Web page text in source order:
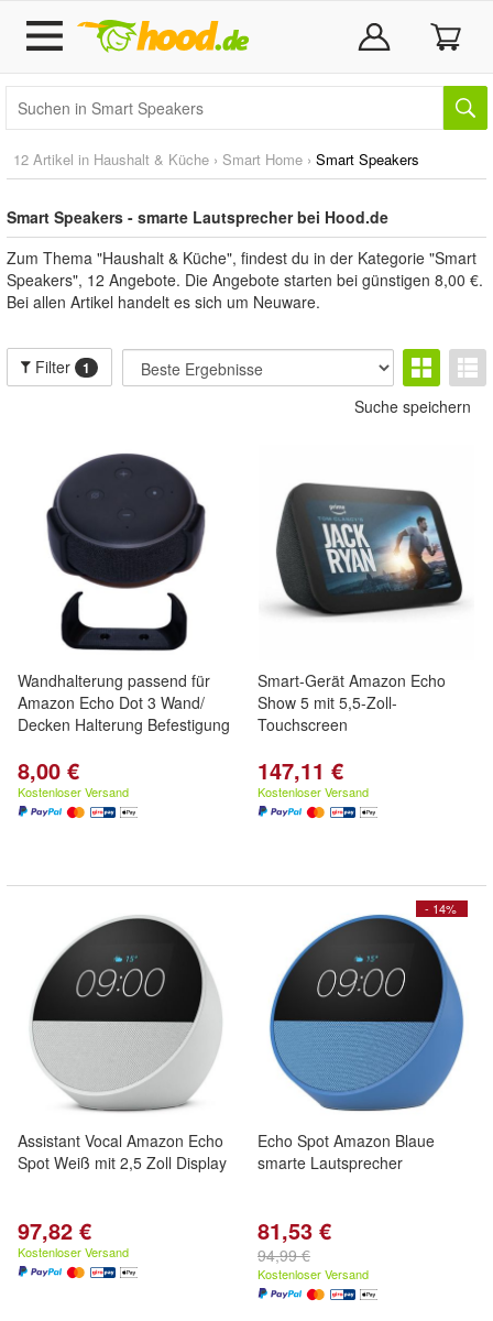
12 Artikel in Haushalt & Küche › Smart Home › Smart Speakers
Smart Speakers - smarte Lautsprecher bei Hood.de
Zum Thema "Haushalt & Küche", findest du in der Kategorie "Smart
Speakers", 12 Angebote. Die Angebote starten bei günstigen 8,00 €.
Bei allen Artikel handelt es sich um Neuware.
Filter 1
Suche speichern
Wandhalterung passend für
Amazon Echo Dot 3 Wand/
Decken Halterung Befestigung
8,00 €
Kostenloser Versand
Smart-Gerät Amazon Echo
Show 5 mit 5,5-Zoll-
Touchscreen
147,11 €
Kostenloser Versand
Assistant Vocal Amazon Echo
Spot Weiß mit 2,5 Zoll Display
97,82 €
Kostenloser Versand
- 14%
Echo Spot Amazon Blaue
smarte Lautsprecher
81,53 €
94,99 €
Kostenloser Versand